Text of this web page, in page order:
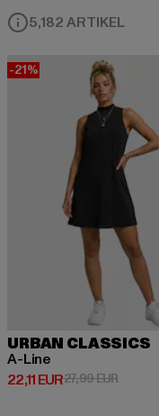
5,182 ARTIKEL
-21%
URBAN CLASSICS
A-Line
22,11 EUR
Derzeitiger Preis: 22,11
27,99 EUR